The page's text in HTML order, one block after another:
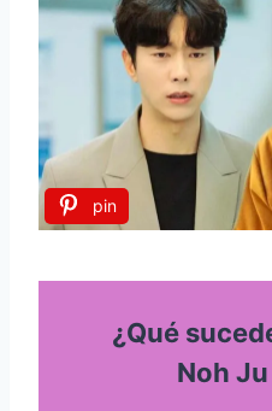
pin
¿Qué
Noh